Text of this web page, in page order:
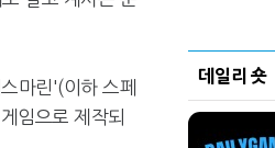
마린'(이하 스페
임으로 제작되
데일리 숏